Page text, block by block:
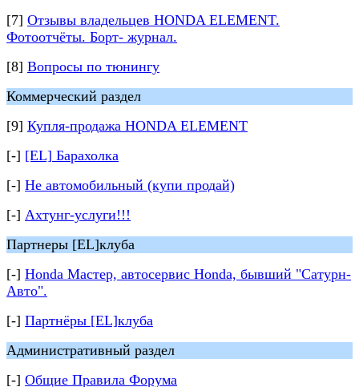
[7] Отзывы владельцев HONDA ELEMENT.
Фотоотчёты. Борт- журнал.
[8] Вопросы по тюнингу
Коммерческий раздел
[9] Купля-продажа HONDA ELEMENT
[-] [EL] Барахолка
[-] Не автомобильный (купи продай)
[-] Ахтунг-услуги!!!
Партнеры [EL]клуба
[-] Honda Мастер, автосервис Honda, бывший "Сатурн-
Авто".
[-] Партнёры [EL]клуба
Административный раздел
[-] Общие Правила Форума